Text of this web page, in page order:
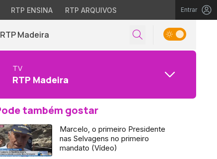
RTP ENSINA RTP ARQUIVOS Entrar
Madeira
TV
RTP Madeira
também gostar
Marcelo, o primeiro Presidente
nas Selvagens no primeiro
mandato (Vídeo)